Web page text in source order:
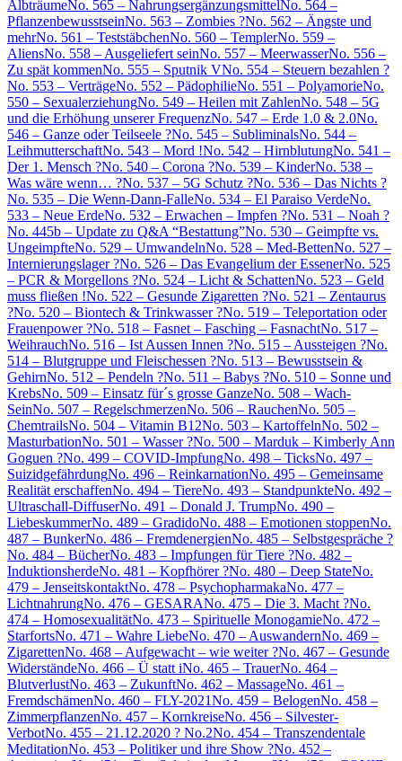
AlbträumeNo. 565 – NahrungsergänzungsmittelNo. 564 –
PflanzenbewusstseinNo. 563 – Zombies ?No. 562 – Ängste und
mehrNo. 561 – TeststäbchenNo. 560 – TemplerNo. 559 –
AliensNo. 558 – Ausgeliefert seinNo. 557 – MeerwasserNo. 556 –
Zu spät kommenNo. 555 – Sputnik VNo. 554 – Steuern bezahlen ?
No. 553 – VerträgeNo. 552 – PädophilieNo. 551 – PolyamorieNo.
550 – SexualerziehungNo. 549 – Heilen mit ZahlenNo. 548 – 5G
und die Erhöhung unserer FrequenzNo. 547 – Erde 1.0 & 2.0No.
546 – Ganze oder Teilseele ?No. 545 – SubliminalsNo. 544 –
LeihmutterschaftNo. 543 – Mord !No. 542 – HirnblutungNo. 541 –
Der 1. Mensch ?No. 540 – Corona ?No. 539 – KinderNo. 538 –
Was wäre wenn… ?No. 537 – 5G Schutz ?No. 536 – Das Nichts ?
No. 535 – Die Wenn-Dann-FalleNo. 534 – El Paraiso VerdeNo.
533 – Neue ErdeNo. 532 – Erwachen – Impfen ?No. 531 – Noah ?
No. 445b – Update zu Q&A “Bestattung”No. 530 – Geimpfte vs.
UngeimpfteNo. 529 – UmwandelnNo. 528 – Med-BettenNo. 527 –
Internierungslager ?No. 526 – Das Evangelium der EssenerNo. 525
– PCR & Morgellons ?No. 524 – Licht & SchattenNo. 523 – Geld
muss fließen !No. 522 – Gesunde Zigaretten ?No. 521 – Zentaurus
?No. 520 – Biontech & Trinkwasser ?No. 519 – Teleportation oder
Frauenpower ?No. 518 – Fasnet – Fasching – FasnachtNo. 517 –
WeihrauchNo. 516 – Ist Aussen Innen ?No. 515 – Aussteigen ?No.
514 – Blutgruppe und Fleischessen ?No. 513 – Bewusstsein &
GehirnNo. 512 – Pendeln ?No. 511 – Babys ?No. 510 – Sonne und
KrebsNo. 509 – Einsatz für´s grosse GanzeNo. 508 – Wach-
SeinNo. 507 – RegelschmerzenNo. 506 – RauchenNo. 505 –
ChemtrailsNo. 504 – Vitamin B12No. 503 – KartoffelnNo. 502 –
MasturbationNo. 501 – Wasser ?No. 500 – Marduk – Kimberly Ann
Goguen ?No. 499 – COVID-ImpfungNo. 498 – TicksNo. 497 –
SuizidgefährdungNo. 496 – ReinkarnationNo. 495 – Gemeinsame
Realität erschaffenNo. 494 – TiereNo. 493 – StandpunkteNo. 492 –
Ultraschall-DiffuserNo. 491 – Donald J. TrumpNo. 490 –
LiebeskummerNo. 489 – GradidoNo. 488 – Emotionen stoppenNo.
487 – BunkerNo. 486 – FremdenergienNo. 485 – Selbstgespräche ?
No. 484 – BücherNo. 483 – Impfungen für Tiere ?No. 482 –
InduktionsherdeNo. 481 – Kopfhörer ?No. 480 – Deep StateNo.
479 – JenseitskontaktNo. 478 – PsychopharmakaNo. 477 –
LichtnahrungNo. 476 – GESARANo. 475 – Die 3. Macht ?No.
474 – HomosexualitätNo. 473 – Spirituelle MonogamieNo. 472 –
StarfortsNo. 471 – Wahre LiebeNo. 470 – AuswandernNo. 469 –
ZigarettenNo. 468 – Aufgewacht – wie weiter ?No. 467 – Gesunde
WiderständeNo. 466 – Ü statt iNo. 465 – TrauerNo. 464 –
BlutverlustNo. 463 – ZukunftNo. 462 – MassageNo. 461 –
FremdschämenNo. 460 – FLY-2021No. 459 – BelogenNo. 458 –
ZimmerpflanzenNo. 457 – KornkreiseNo. 456 – Silvester-
VerbotNo. 455 – 21.12.2020 ? No.2No. 454 – Transzendentale
MeditationNo. 453 – Politiker und ihre Show ?No. 452 –